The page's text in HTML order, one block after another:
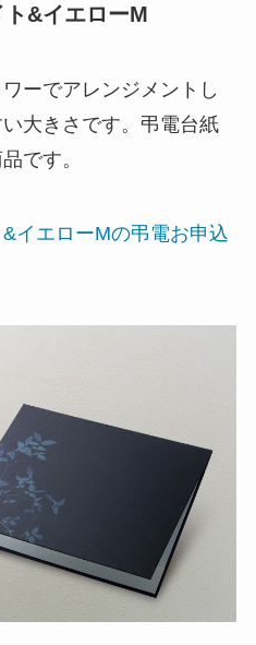
&イエローM
ーでアレンジメントし
大きさです。弔電台紙
です。
イエローMの弔電お申込